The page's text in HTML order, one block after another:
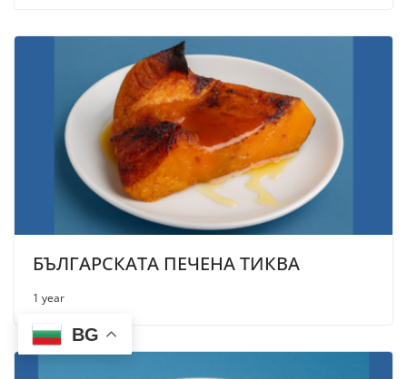
БЪЛГАРСКАТА ПЕЧЕНА ТИКВА
1 year
BG